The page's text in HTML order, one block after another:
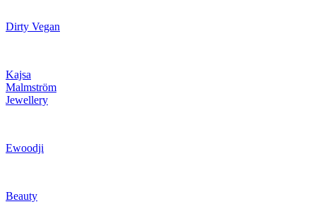
Dirty Vegan
Kajsa
Malmström
Jewellery
Ewoodji
Beauty